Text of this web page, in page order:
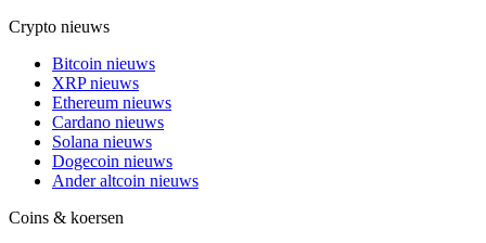
Crypto nieuws
Bitcoin nieuws
XRP nieuws
Ethereum nieuws
Cardano nieuws
Solana nieuws
Dogecoin nieuws
Ander altcoin nieuws
Coins & koersen